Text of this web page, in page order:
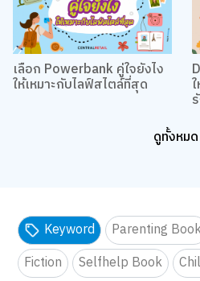
เลือก Powerbank คู่ใจยังไง
ให้เหมาะกับไลฟ์สไตล์ที่สุด
ดูทั้งหมด
Keyword Parenting
Fiction
Selfhelp Book